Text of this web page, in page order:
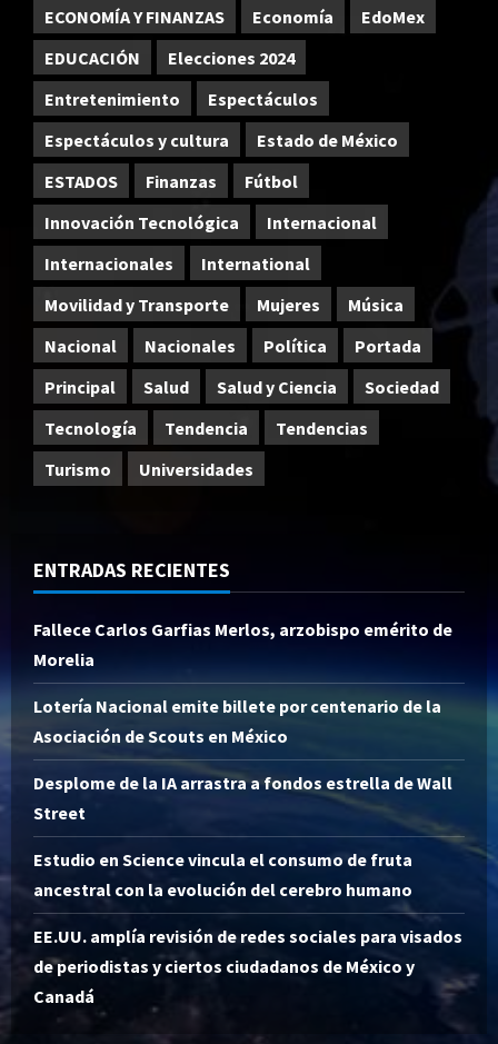
ECONOMÍA Y FINANZAS
Economía
EdoMex
EDUCACIÓN
Elecciones 2024
Entretenimiento
Espectáculos
Espectáculos y cultura
Estado de México
ESTADOS
Finanzas
Fútbol
Innovación Tecnológica
Internacional
Internacionales
International
Movilidad y Transporte
Mujeres
Música
Nacional
Nacionales Política
Portada
Principal
Salud Salud y Ciencia
Sociedad
Tecnología
Tendencia
Tendencias
Turismo
Universidades
ENTRADAS RECIENTES
Fallece Carlos Garfias Merlos, arzobispo emérito de
Morelia
Lotería Nacional emite billete por centenario de la
Asociación de Scouts en México
Desplome de la IA arrastra a fondos estrella de Wall
Street
Estudio en Science vincula el consumo de fruta
ancestral con la evolución del cerebro humano
EE.UU. amplía revisión de redes sociales para visados
de periodistas y ciertos ciudadanos de México y
Canadá